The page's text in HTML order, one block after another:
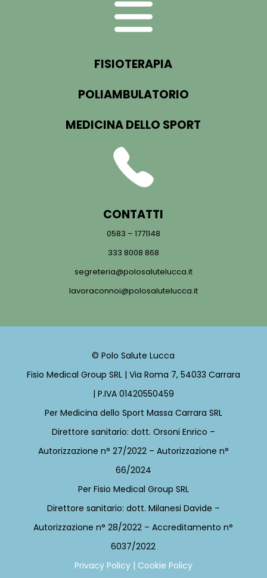
FISIOTERAPIA
POLIAMBULATORIO
MEDICINA DELLO SPORT
CONTATTI
0583 – 1771148
333 8008 868
segreteria@polosalutelucca.it
lavoraconnoi@polosalutelucca.it
© Polo Salute Lucca
Fisio Medical Group SRL | Via Roma 7, 54033 Carrara
| P.IVA 01420550459
Per Medicina dello Sport Massa Carrara SRL
Direttore sanitario: dott. Orsoni Enrico –
Autorizzazione n° 27/2022 – Autorizzazione n°
66/2024
Per Fisio Medical Group SRL
Direttore sanitario: dott. Milanesi Davide –
Autorizzazione n° 28/2022 – Accreditamento n°
6037/2022
Privacy Policy| Cookie Policy